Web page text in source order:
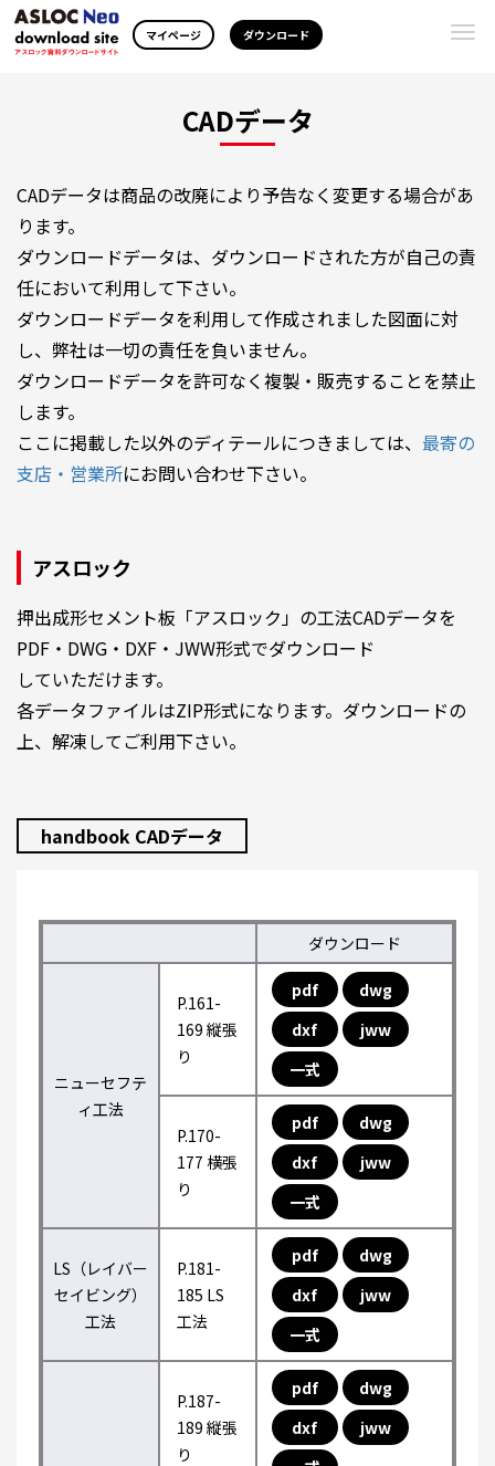
マイページ ダウンロード
CADデータ
CADデータは商品の改廃により予告なく変更する場合があ
ります。
ダウンロードデータは、ダウンロードされた方が自己の責
任において利用して下さい。
ダウンロードデータを利用して作成されました図面に対
し、弊社は一切の責任を負いません。
ダウンロードデータを許可なく複製・販売することを禁止
します。
ここに掲載した以外のディテールにつきましては、 最寄の
支店・営業所にお問い合わせ下さい。
アスロック
押出成形セメント板「アスロック」の工法CADデータを
PDF・DWG・DXF・JWW形式でダウンロード
していただけます。
各データファイルはZIP形式になります。ダウンロードの
上、解凍してご利用下さい。
handbook CADデータ
ダウンロード
ニューセフテ
ィ工法
P.161-
169 縦張
り
pdf
dwg
dxf
jww
一式
P.170-
177 横張
り
pdf
dwg
dxf
jww
一式
LS（レイバー
セイビング）
工法
P.181-
185 LS
工法
pdf
dwg
dxf
jww
一式
P.187-
189 縦張
り
pdf
dwg
dxf
jww